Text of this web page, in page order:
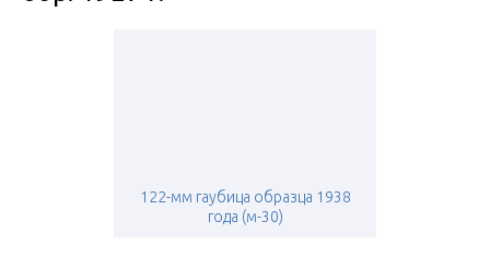
122-мм гаубица образца 1938
года (м-30)